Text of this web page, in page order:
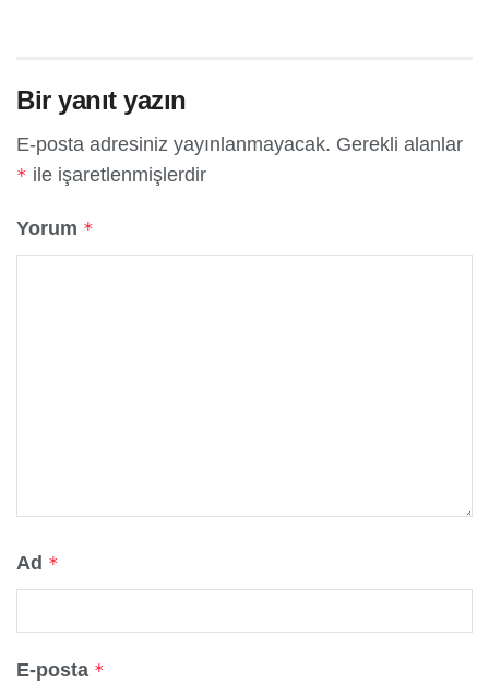
Bir yanıt yazın
E-posta adresiniz yayınlanmayacak. Gerekli alanlar
* ile işaretlenmişlerdir
Yorum *
Ad *
E-posta *